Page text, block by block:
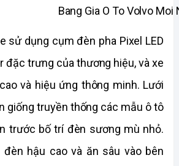
sử dụng cụm đèn pha Pixel LED
đặc trưng của thương hiệu, và xe
và hiệu ứng thông minh. Lưới
giống truyền thống các mẫu ô tô
trước bố trí đèn sương mù nhỏ.
đèn hậu cao và ăn sâu vào bên